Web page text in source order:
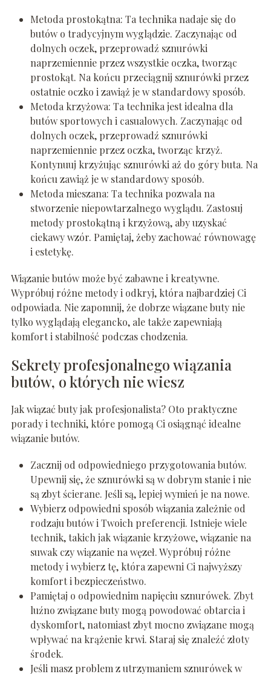
Metoda prostokątna: Ta technika nadaje się do
butów o tradycyjnym wyglądzie. Zaczynając od
dolnych oczek, przeprowadź sznurówki
naprzemiennie przez wszystkie oczka, tworząc
prostokąt. Na końcu przeciągnij sznurówki przez
ostatnie oczko i zawiąż je w standardowy sposób.
Metoda krzyżowa: Ta technika jest idealna dla
butów sportowych i casualowych. Zaczynając od
dolnych oczek, przeprowadź sznurówki
naprzemiennie przez oczka, tworząc krzyż.
Kontynuuj krzyżując sznurówki aż do góry buta. Na
końcu zawiąż je w standardowy sposób.
Metoda mieszana: Ta technika pozwala na
stworzenie niepowtarzalnego wyglądu. Zastosuj
metody prostokątną i krzyżową, aby uzyskać
ciekawy wzór. Pamiętaj, żeby zachować równowagę
i estetykę.
Wiązanie butów może być zabawne i kreatywne.
Wypróbuj różne metody i odkryj, która najbardziej Ci
odpowiada. Nie zapomnij, że dobrze wiązane buty nie
tylko wyglądają elegancko, ale także zapewniają
komfort i stabilność podczas chodzenia.
Sekrety profesjonalnego wiązania
butów, o których nie wiesz
Jak wiązać buty jak profesjonalista? Oto praktyczne
porady i techniki, które pomogą Ci osiągnąć idealne
wiązanie butów.
Zacznij od odpowiedniego przygotowania butów.
Upewnij się, że sznurówki są w dobrym stanie i nie
są zbyt ścierane. Jeśli są, lepiej wymień je na nowe.
Wybierz odpowiedni sposób wiązania zależnie od
rodzaju butów i Twoich preferencji. Istnieje wiele
technik, takich jak wiązanie krzyżowe, wiązanie na
suwak czy wiązanie na węzeł. Wypróbuj różne
metody i wybierz tę, która zapewni Ci najwyższy
komfort i bezpieczeństwo.
Pamiętaj o odpowiednim napięciu sznurówek. Zbyt
luźno związane buty mogą powodować obtarcia i
dyskomfort, natomiast zbyt mocno związane mogą
wpływać na krążenie krwi. Staraj się znaleźć złoty
środek.
Jeśli masz problem z utrzymaniem sznurówek w